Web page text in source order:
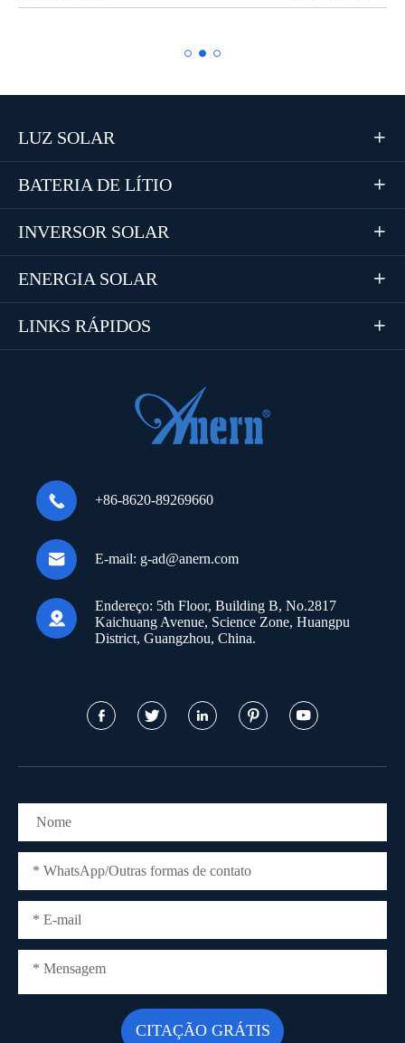
LUZ SOLAR 
BATERIA DE LÍTIO 
INVERSOR SOLAR 
ENERGIA SOLAR 
LINKS RÁPIDOS 
 +86-8620-89269660
 E-mail: g-ad@anern.com

Endereço: 5th Floor, Building B, No.2817
Kaichuang Avenue, Science Zone, Huangpu
District, Guangzhou, China.
    